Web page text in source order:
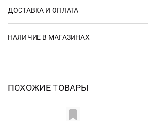
ДОСТАВКА И ОПЛАТА
НАЛИЧИЕ В МАГАЗИНАХ
ПОХОЖИЕ ТОВАРЫ